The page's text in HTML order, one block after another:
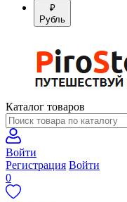
₽
Рубль
Каталог товаров
Войти
Регистрация Войти
0